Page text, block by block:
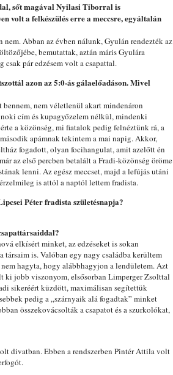
sőt magával Nyilasi Tiborral is
volt a felkészülés erre a meccsre, egyáltalán
Abban az évben nálunk, Gyulán rendezték az
bemutattak, aztán máris Gyulára
pár edzésem volt a csapattal.
azon az 5:0-ás gálaelőadáson. Mivel
nem véletlenül akart mindenáron
cím és kupagyőzelem nélkül, mindenki
a közönség, mi fiatalok pedig felnéztünk rá, a
apámnak tekintem a mai napig. Akkor,
fogadott, olyan focihangulat, amit azelőtt én
az első percben betalált a Fradi-közönség öröme
lenni. Az egész meccset, majd a lefújás utáni
is attól a naptól lettem fradista.
Péter fradista születésnapja?
elkísért minket, az edzéseket is sokan
is. Valóban egy nagy családba kerültem
hagyta, hogy alábbhagyjon a lendületem. Azt
ki jobb viszonyom, elsősorban Limperger Zsolttal
sikeréért küzdött, maximálisan segítettük
pedig a „szárnyaik alá fogadtak” minket
összekovácsolták a csapatot és a szurkolókat,
divatban. Ebben a rendszerben Pintér Attila volt